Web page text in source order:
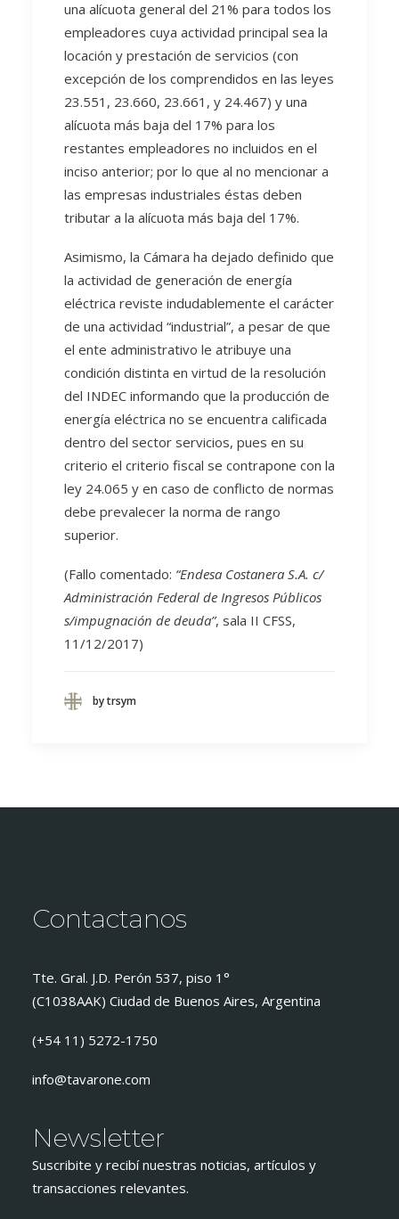
una alícuota general del 21% para todos los
empleadores cuya actividad principal sea la
locación y prestación de servicios (con
excepción de los comprendidos en las leyes
23.551, 23.660, 23.661, y 24.467) y una
alícuota más baja del 17% para los
restantes empleadores no incluidos en el
inciso anterior; por lo que al no mencionar a
las empresas industriales éstas deben
tributar a la alícuota más baja del 17%.
Asimismo, la Cámara ha dejado definido que
la actividad de generación de energía
eléctrica reviste indudablemente el carácter
de una actividad “industrial”, a pesar de que
el ente administrativo le atribuye una
condición distinta en virtud de la resolución
del INDEC informando que la producción de
energía eléctrica no se encuentra calificada
dentro del sector servicios, pues en su
criterio el criterio fiscal se contrapone con la
ley 24.065 y en caso de conflicto de normas
debe prevalecer la norma de rango
superior.
(Fallo comentado: “Endesa Costanera S.A. c/
Administración Federal de Ingresos Públicos
s/impugnación de deuda”, sala II CFSS,
11/12/2017)
by trsym
Contactanos
Tte. Gral. J.D. Perón 537, piso 1°
(C1038AAK) Ciudad de Buenos Aires, Argentina
(+54 11) 5272-1750
info@tavarone.com
Newsletter
Suscribite y recibí nuestras noticias, artículos y
transacciones relevantes.